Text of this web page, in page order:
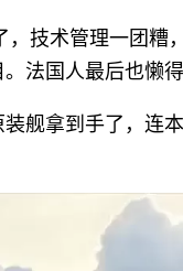
技术管理一团糟
法国人最后也懒得
舰拿到手了，连